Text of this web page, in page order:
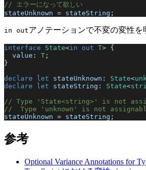
// エラーになって欲しい
stateUnknown = stateString ;
in outアノテーションで不変の変性を
interface State<in out T> {
  value
: T ;
}
declare let stateUnknown : State<
declare let stateString : State<
// Type 'State<string>' is not
//  Type 'unknown' is not
stateUnknown = stateString ;
参考
Optional Variance Annotations for